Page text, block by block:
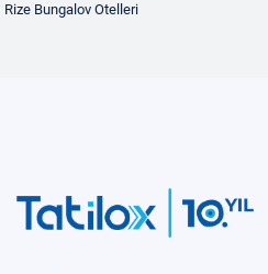
Rize Bungalov Otelleri